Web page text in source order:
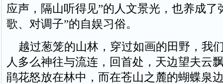
应声，隔山听得见”的人文景光，也养成了
歌、对调子”的自娱习俗。
越过葱笼的山林，穿过如画的田野，我
人多么神往与流连，回首处，天边望夫云
鹃花怒放在林中，而在苍山之麓的蝴蝶泉